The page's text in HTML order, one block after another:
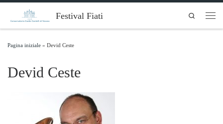
Skip to content Festival Fiati
Search
Pagina iniziale » Devid Ceste
Devid Ceste